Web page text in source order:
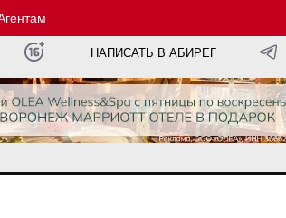
НАПИСАТЬ В АБИРЕГ